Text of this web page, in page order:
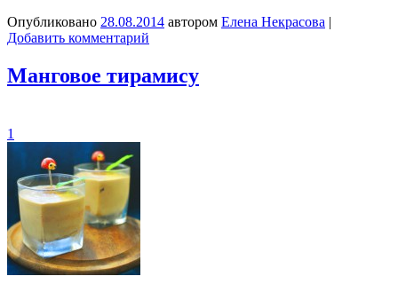
Опубликовано 28.08.2014 автором Елена Некрасова |
Добавить комментарий
Манговое тирамису
1